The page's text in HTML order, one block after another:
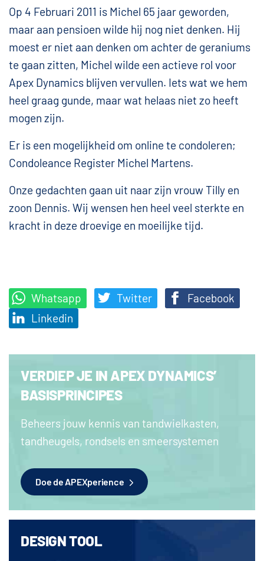
Op 4 Februari 2011 is Michel 65 jaar geworden,
maar aan pensioen wilde hij nog niet denken. Hij
moest er niet aan denken om achter de geraniums
te gaan zitten, Michel wilde een actieve rol voor
Apex Dynamics blijven vervullen. Iets wat we hem
heel graag gunde, maar wat helaas niet zo heeft
mogen zijn.
Er is een mogelijkheid om online te condoleren;
Condoleance Register Michel Martens.
Onze gedachten gaan uit naar zijn vrouw Tilly en
zoon Dennis. Wij wensen hen heel veel sterkte en
kracht in deze droevige en moeilijke tijd.
Whatsapp Twitter
Facebook
Linkedin
VERDIEP JE IN APEX DYNAMICS’
BASISPRINCIPES
Beheers jouw kennis van tandwielkasten,
tandheugels, rondsels en smeersystemen
Doe de APEXperience
DESIGN TOOL